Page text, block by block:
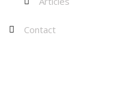
Contact